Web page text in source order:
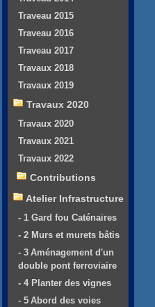
Traveau 2015
Traveau 2016
Traveau 2017
Travaux 2018
Travaux 2019
Travaux 2020
Travaux 2020
Travaux 2021
Travaux 2022
Contributions
Atelier Infrastructure
- 1 Gard fou Caténaires
- 2 Murs et murets bâtis
- 3 Aménagement d'un
double pont ferroviaire
- 4 Planter des vignes
- 5 Abord des voies